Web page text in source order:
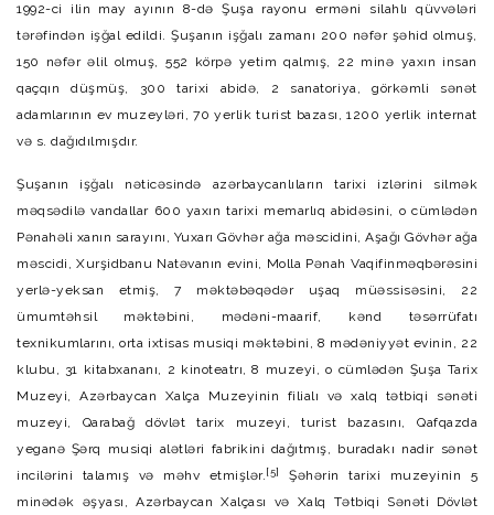
1992-ci ilin may ayının 8-də Şuşa rayonu erməni silahlı qüvvələri
tərəfindən işğal edildi. Şuşanın işğalı zamanı 200 nəfər şəhid olmuş,
150 nəfər əlil olmuş, 552 körpə yetim qalmış, 22 minə yaxın insan
qaçqın düşmüş, 300 tarixi abidə, 2 sanatoriya, görkəmli sənət
adamlarının ev muzeyləri, 70 yerlik turist bazası, 1200 yerlik internat
və s. dağıdılmışdır.
Şuşanın işğalı
nəticəsində azərbaycanlıların tarixi izlərini silmək
məqsədilə vandallar 600 yaxın tarixi memarlıq abidəsini, o cümlədən
Pənahəli xanın sarayını, Yuxarı Gövhər ağa məscidini, Aşağı Gövhər ağa
məscidi ,Xurşidbanu Natəvan ın evini, Molla Pənah Vaqifin məqbərəsini
yerlə-yeksan etmiş, 7 məktəbəqədər uşaq müəssisəsini, 22
ümumtəhsil məktəbini, mədəni-maarif, kənd təsərrüfatı
texnikumlarını, orta ixtisas musiqi məktəbini, 8 mədəniyyət evinin, 22
klubu, 31 kitabxananı, 2 kinoteatrı, 8 muzeyi, o cümlədən Şuşa Tarix
Muzeyi,Azərbaycan Xalça Muzeyinin filialı və xalq tətbiqi sənəti
muzeyi, Qarabağ dövlət tarix muzeyi, turist bazasını, Qafqazda
yeganə Şərq musiqi alətləri fabrikini dağıtmış, buradakı nadir sənət
incilərini talamış və məhv etmişlər. [5]
Şəhərin tarixi muzeyinin 5
minədək əşyası, Azərbaycan Xalçası və Xalq Tətbiqi Sənəti Dövlət